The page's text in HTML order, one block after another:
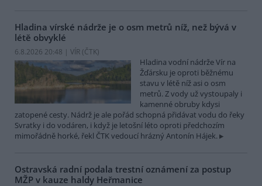
Hladina vírské nádrže je o osm metrů níž, než bývá v
létě obvyklé
6.8.2026 20:48 | VÍR (ČTK)
Hladina vodní nádrže Vír na
Žďársku je oproti běžnému
stavu v létě níž asi o osm
metrů. Z vody už vystoupaly i
kamenné obruby kdysi
zatopené cesty. Nádrž je ale pořád schopná přidávat vodu do řeky
Svratky i do vodáren, i když je letošní léto oproti předchozím
mimořádně horké, řekl ČTK vedoucí hrázný Antonín Hájek.
Ostravská radní podala trestní oznámení za postup
MŽP v kauze haldy Heřmanice